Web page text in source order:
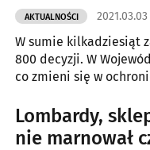
AKTUALNOŚCI 2021.03.03
W sumie kilkadziesiąt
800 decyzji. W
co zmieni się w
Lombardy,
nie marnował